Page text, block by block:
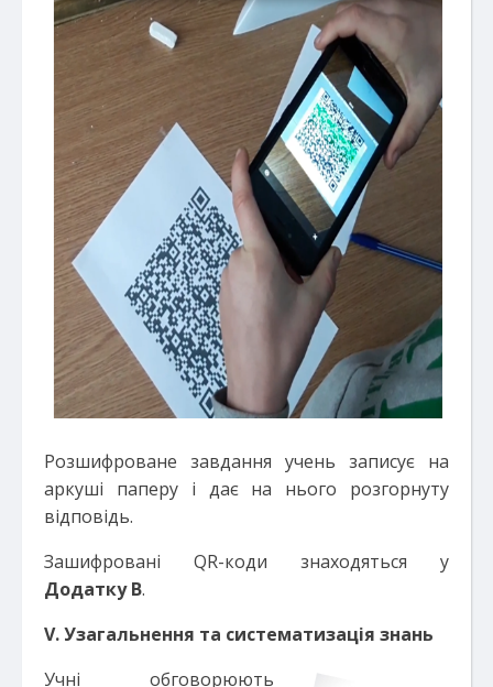
Розшифроване завдання учень записує на
аркуші паперу і дає на нього розгорнуту
відповідь.
Зашифровані QR-коди знаходяться у
Додатку В.
V. Узагальнення та систематизація знань
Учні обговорюють